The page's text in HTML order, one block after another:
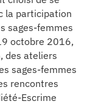
la participation
sages-femmes
octobre 2016,
des ateliers
sages-femmes
rencontres
Escrime